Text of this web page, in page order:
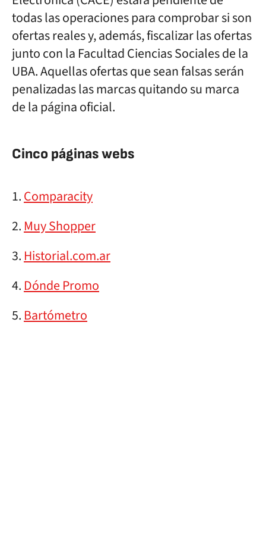
todas las operaciones para comprobar si son
ofertas reales y, además, fiscalizar las ofertas
junto con la Facultad Ciencias Sociales de la
UBA. Aquellas ofertas que sean falsas serán
penalizadas las marcas quitando su marca
de la página oficial.
Cinco páginas webs
Comparacity
Muy Shopper
Historial.com.ar
Dónde Promo
Bartómetro